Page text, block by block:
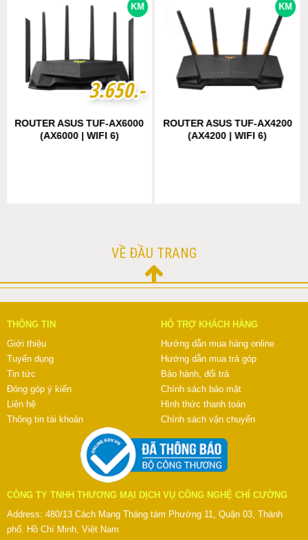
KM
3.650.-
3.650.-
ROUTER ASUS TUF-AX6000
(AX6000 | WIFI 6)
KM
ROUTER ASUS TUF-AX4200
(AX4200 | WIFI 6)
VỀ ĐẦU TRANG
THÔNG TIN
Giới thiệu
Tuyển dụng
Tin tức
Đóng góp ý kiến
Liên hệ
Thông tin tài khoản
HỖ TRỢ KHÁCH HÀNG
Hướng dẫn mua hàng online
Hướng dẫn mua trả góp
Bảo hành, đổi trả
Chính sách bảo mật
Hình thức thanh toán
Chính sách vận chuyển
CÔNG TY TNHH THƯƠNG MẠI DỊCH VỤ CÔNG NGHỆ CHÍ CƯỜNG
Address: 480/13 Cách Mạng Tháng tám Phường 11, Quận 03, Thành
phố. Hồ Chí Minh, Việt Nam